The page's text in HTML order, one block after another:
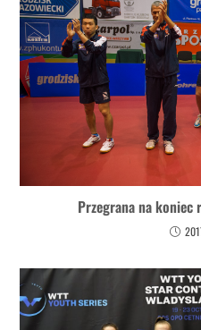
Przegrana na koniec